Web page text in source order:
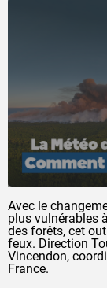
Avec le
plus vulnérables
des forêts, cet
feux. Direction
Vincendon,
France.